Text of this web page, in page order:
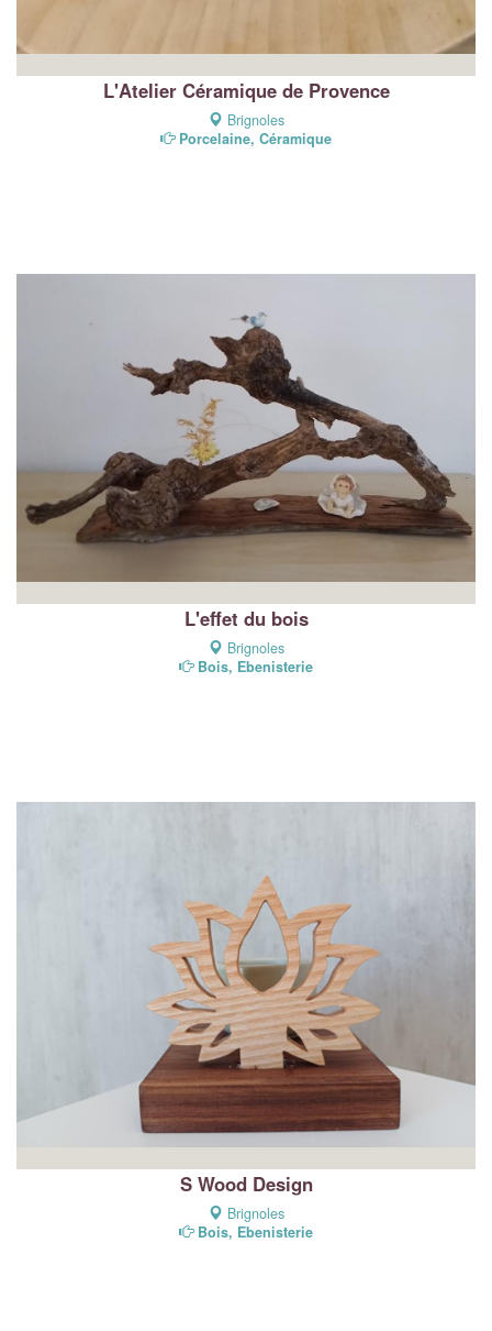
L'Atelier Céramique de Provence
Brignoles
Porcelaine, Céramique
L'effet du bois
Brignoles
Bois, Ebenisterie
S Wood Design
Brignoles
Bois, Ebenisterie